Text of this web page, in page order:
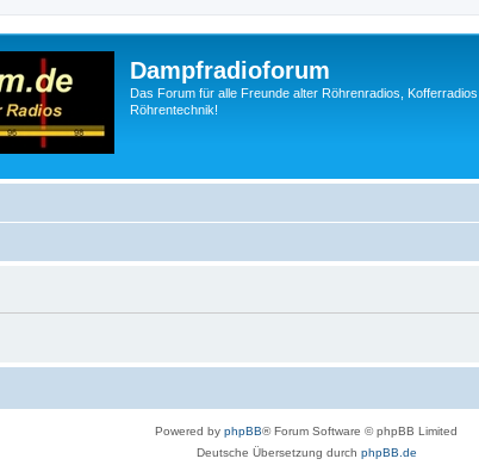
Dampfradioforum
Das Forum für alle Freunde alter Röhrenradios,
Röhrentechnik!
Powered by phpBB® Forum Software © phpBB Limited
Deutsche Übersetzung durch phpBB.de